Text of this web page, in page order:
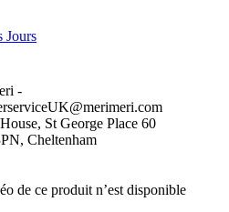
Jours
-
St George Place 60
Cheltenham
de ce produit n’est disponible